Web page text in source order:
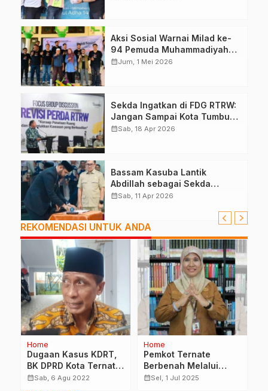
Aksi Sosial Warnai Milad ke-
94 Pemuda Muhammadiyah
Malut
calendar_monthJum, 1 Mei 2026
Sekda Ingatkan di FDG RTRW:
Jangan Sampai Kota Tumbuh
Tanpa Arah
calendar_monthSab, 18 Apr 2026
Bassam Kasuba Lantik
Abdillah sebagai Sekda
Definitif Halsel
calendar_monthSab, 11 Apr 2026
REKOMENDASI UNTUK ANDA
Home
Dugaan Kasus KDRT,
BK DPRD Kota Ternate
Hadirkan Dua Saksi
calendar_monthSab, 6 Agu 2022
Home
Pemkot Ternate
Berbenah Melalui
Aplikasi Srikandi, 33
calendar_monthSel, 1 Jul 2025